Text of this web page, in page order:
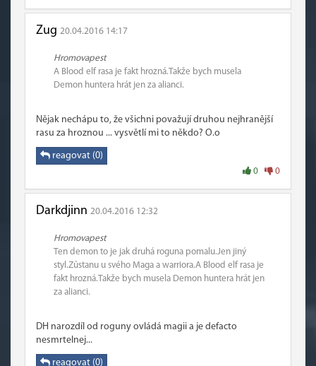
Zug 20.04.2016 14:17
Hromovapest
A Blood elf rasa je fakt hrozná.Takže bych musela
Demon huntera hrát jen za alianci.
Nějak nechápu to, že všichni považují druhou nejhranější
rasu za hroznou ... vysvětlí mi to někdo? O.o
reagovat (0)
0 0
Darkdjinn 20.04.2016 12:32
Hromovapest
Ten demon to je jak druhá roguna pomalu.Jen jiný
styl.Zůstanu u svého Maga a warriora.A Blood elf rasa je
fakt hrozná.Takže bych musela Demon huntera hrát jen
za alianci.
DH narozdíl od roguny ovládá magii a je defacto
nesmrtelnej...
reagovat (0)